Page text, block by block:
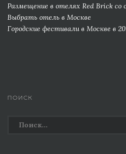
Размещение в отелях Red Brick со
Выбрать отель в Москве
Городские фестивали в Москве в
ПОИСК
Найти: